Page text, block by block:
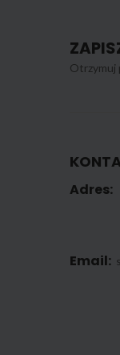
Otrzymuj
Adres:
Email: